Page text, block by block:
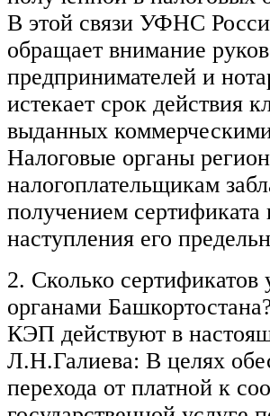
В этой связи УФНС
обращает внимание
предпринимателей и
истекает срок действия
выданных
Налоговые органы
налогоплательщикам
получением
наступления его
2. Сколько
органами
КЭП действуют в
Л.Н.Галиева: В целях
перехода от платной к